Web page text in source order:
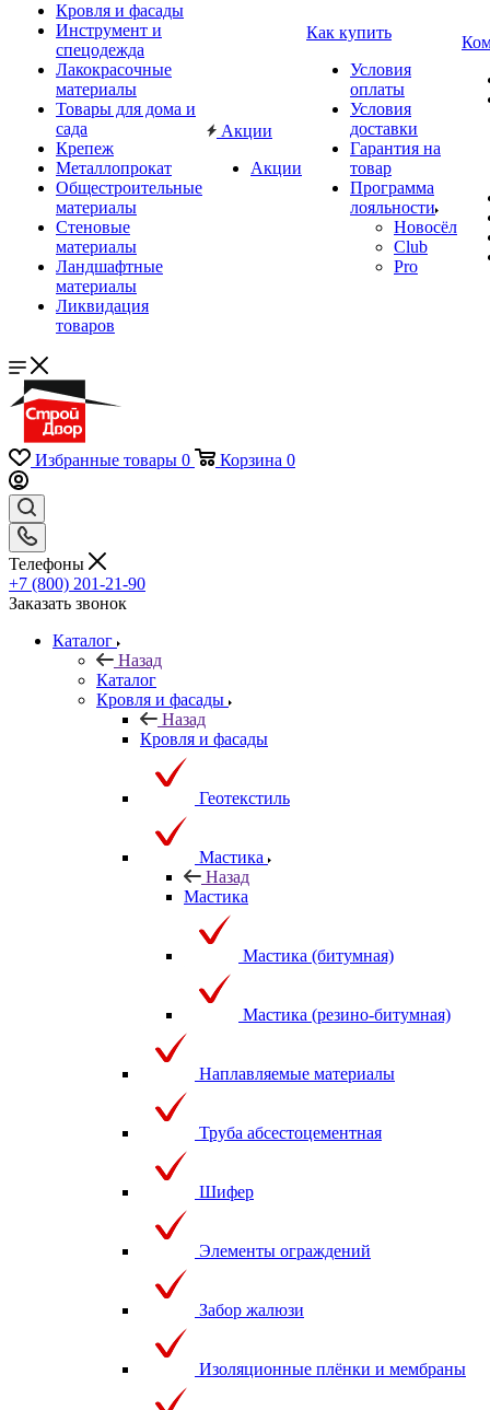
Кровля и фасады
Инструмент и
спецодежда
Лакокрасочные
материалы
Товары для дома и
сада
Крепеж
Металлопрокат
Общестроительные
материалы
Стеновые
материалы
Ландшафтные
материалы
Ликвидация
товаров
Акции
Акции
Как купить
Условия
оплаты
Условия
доставки
Гарантия на
товар
Программа
лояльности
Новосёл
Club
Pro
Избранные товары 0 Корзина 0
Телефоны
+7 (800) 201-21-90
Заказать звонок
Каталог
Назад
Каталог
Кровля и фасады
Назад
Кровля и фасады
Геотекстиль
Мастика
Назад
Мастика
Мастика (битумная)
Мастика (резино-битумная)
Наплавляемые материалы
Труба абсестоцементная
Шифер
Элементы ограждений
Забор жалюзи
Изоляционные плёнки и мембраны